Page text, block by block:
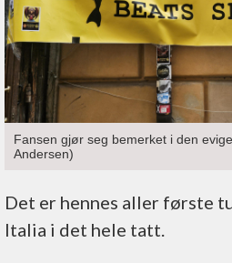
Fansen gjør seg bemerket i den
Andersen)
Det er hennes aller første
Italia i det hele tatt.